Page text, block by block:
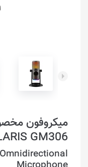
میکروفون
GM306